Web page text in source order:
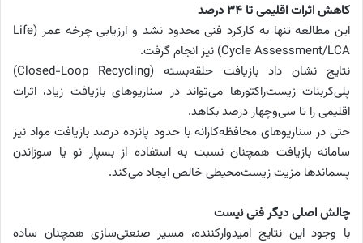
کاهش اثرات اقلیمی تا ۳۴ درصد
این مطالعه تنها به کارکرد فنی محدود نشد و ارزیابی چرخه عمر (Life
Cycle Assessment/LCA) نیز انجام گرفت.
نتایج نشان داد بازیافت حلقه‌بسته (Closed-Loop Recycling)
پلی‌کربنات زیست‌راکتورها می‌تواند در سناریوهای بازیافت زیاد، اثرات
اقلیمی را تا سی‌وچهار درصد بکاهد.
حتی در سناریوهای محافظه‌کارانه با حدود پانزده درصد بازیافت مواد نیز
سامانه بازیافت همچنان نسبت به استفاده از بسپار نو یا سوزاندن
پسماندها مزیت زیست‌محیطی خالص ایجاد می‌کند.
چالش اصلی دیگر فنی نیست
با وجود این نتایج امیدوارکننده، مسیر صنعتی‌سازی همچنان ساده